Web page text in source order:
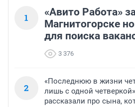
1
«Авито Работа»
Магнитогорске
для поиска
3 376
2
«Последнюю в жизни
лишь с одной
рассказали про сына,